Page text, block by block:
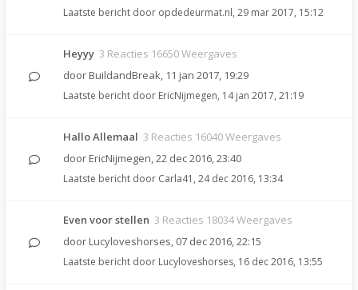
Laatste bericht door opdedeurmat.nl, 29 mar 2017, 15:12
Heyyy 3 Reacties 16650 Weergaves
door BuildandBreak, 11 jan 2017, 19:29
Laatste bericht door EricNijmegen, 14 jan 2017, 21:19
Hallo Allemaal 3 Reacties 16040 Weergaves
door EricNijmegen,22 dec 2016, 23:40
Laatste bericht door Carla41 , 24 dec 2016, 13:34
Even voor stellen 3 Reacties 18034 Weergaves
door Lucyloveshorses, 07 dec 2016, 22:15
Laatste bericht door Lucyloveshorses, 16 dec 2016, 13:55